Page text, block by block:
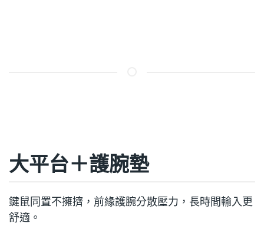
大平台＋護腕墊
鍵鼠同置不擁擠，前緣護腕分散壓力，長時間輸入更
舒適。